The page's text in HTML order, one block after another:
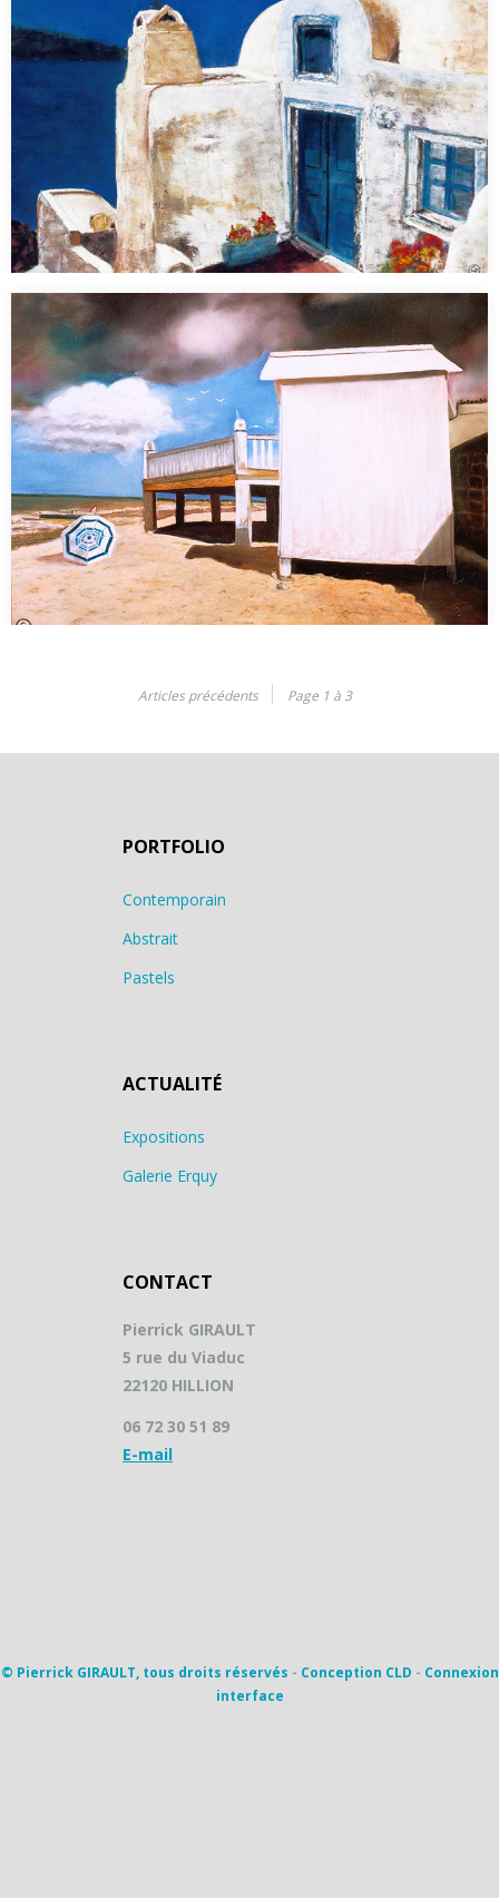
Crète
Pastel 35 x 50 cm…
Pastel 50 x 70 cm…Articles précédents Page 1 à 3
PORTFOLIO
Contemporain
Abstrait
Pastels
ACTUALITÉ
Expositions
Galerie Erquy
CONTACT
Pierrick GIRAULT
5 rue du Viaduc
22120 HILLION
06 72 30 51 89
E-mail
© Pierrick GIRAULT, tous droits réservés - Conception CLD - Connexion
interface